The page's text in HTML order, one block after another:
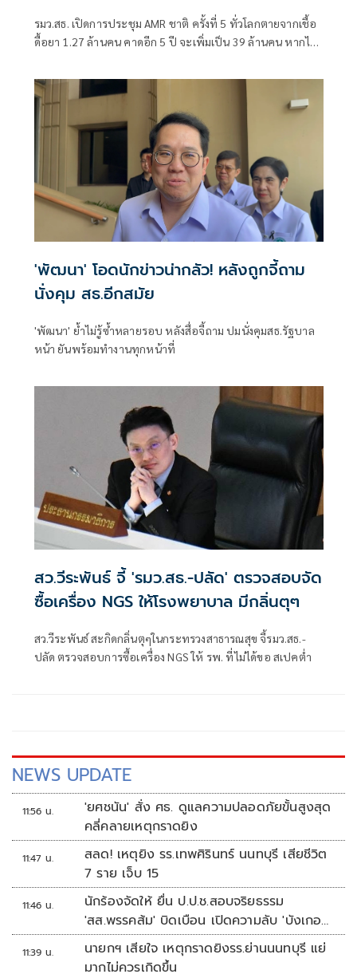
รมว.สธ. เปิดการประชุม AMR ชาติ ครั้งที่ 5 ทั่วโลกตายจากเชื้อ
ดื้อยา 1.27 ล้านคน คาดอีก 5 ปี จะเพิ่มเป็น 39 ล้านคน หากไม่มี
เกษตรฯ - ทส. - สสส. ขับเคลื่อนแผนต่อเนื่อง 10 ปี ภายใต้
กรอบ One Health เดินหน้าเฝ้าระวังป้องกันเชื้อดื้อยา
'พัฒนา' โอดนักข่าวน่ากลัว! หลังถูกจี้ถาม
นั่งคุม สธ.อีกสมัย
'พัฒนา' ยํ้าไม่รู้ซํ้าหลายรอบ หลังสื่อจี้ถาม ปมนั่งคุมสธ.รัฐบาล
หน้า ยันพร้อมทำงานทุกหน้าที่
สว.วีระพันธ์ จี้ 'รมว.สธ.-ปลัด' ตรวจสอบจัด
ซื้อเครื่อง NGS ให้โรงพยาบาล มีกลิ่นตุๆ
สว.วีระพันธ์ สะกิดกลิ่นตุๆในกระทรวงสาธารณสุข จี้รมว.สธ.-
ปลัด ตรวจสอบการซื้อเครื่อง NGS ให้ รพ. ที่ไม่ได้ขอ สเปคต่ำ
NEWS UPDATE
11:56 น.
'ยศชนัน' สั่ง ศธ. ดูแลความปลอดภัยขั้นสูงสุด
คลี่คลายเหตุกราดยิง
11:47 น.
สลด! เหตุยิง รร.เทพศิรินทร์ นนทบุรี เสียชีวิต
7 ราย เจ็บ 15
11:46 น.
นักร้องจัดให้ ยื่น ป.ป.ช.สอบจริยธรรม
'สส.พรรคส้ม' บิดเบือน เปิดความลับ 'บังเกอร์
ทหาร'
11:39 น.
นายกฯ เสียใจ เหตุกราดยิงรร.ย่านนนทบุรี แย่
มากไม่ควรเกิดขึ้น